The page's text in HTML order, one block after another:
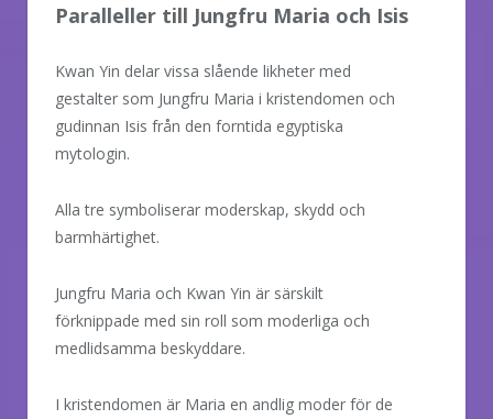
Paralleller till Jungfru Maria och Isis
Kwan Yin delar vissa slående likheter med
gestalter som Jungfru Maria i kristendomen och
gudinnan Isis från den forntida egyptiska
mytologin.
Alla tre symboliserar moderskap, skydd och
barmhärtighet.
Jungfru Maria och Kwan Yin är särskilt
förknippade med sin roll som moderliga och
medlidsamma beskyddare.
I kristendomen är Maria en andlig moder för de